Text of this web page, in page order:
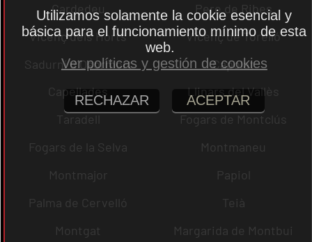
Cardedeu
Pere de Ribes
Vicenç dels Horts
Vicenç de Torelló
Sadurní d´Osormort
Capolat
Capellades
Llinars del Vallès
Taradell
Fogars de Montclús
Fogars de la Selva
Montmaneu
Montmajor
Papiol
Palma de Cervelló
Teià
Montgat
Margarida de Montbui
Utilizamos solamente la cookie esencial y
básica para el funcionamiento mínimo de esta
web.
Ver políticas y gestión de cookies
RECHAZAR ACEPTAR